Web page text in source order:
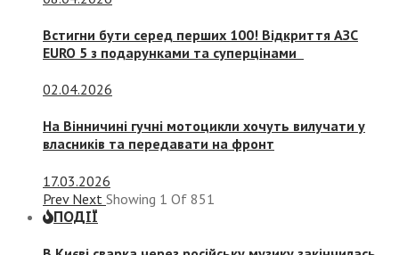
Встигни бути серед перших 100! Відкриття АЗС
EURO 5 з подарунками та суперцінами
02.04.2026
На Вінничині гучні мотоцикли хочуть вилучати у
власників та передавати на фронт
17.03.2026
Prev Next Showing 1 Of 851
ПОДІЇ